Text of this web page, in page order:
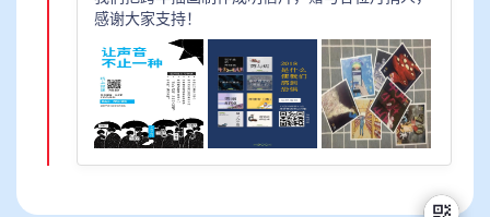
2. NGOCN及各地伙伴共同调研的《慈善法》出台后
的政策研究报告。
3. 每周收到NGOCN的和谐号订阅简报，回顾CN每周
4. NGOCN的年度捐赠财务报告。
5. 不定期的CN编辑部内部分享，分享形式为线上或线
下，内容包括但不限于传播技巧，议题分析，编辑部
感谢大家支持！